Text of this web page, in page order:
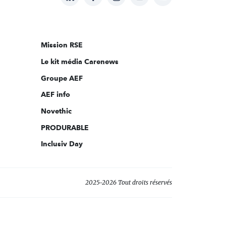
sur:
Mission RSE
Le kit média Carenews
Groupe AEF
AEF info
Novethic
PRODURABLE
Inclusiv Day
2025-2026 Tout droits réservés